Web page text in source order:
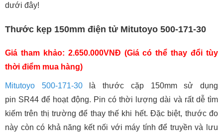
dưới đây!
Thước kẹp 150mm điện tử Mitutoyo 500-171-30
Giá tham khảo: 2.650.000VNĐ (Giá có thể thay đổi tùy
thời điểm mua hàng)
Mitutoyo 500-171-30là thước cặp 150mm sử dụng
pin SR44 để hoạt động. Pin có thời lượng dài và rất dễ tìm
kiếm trên thị trường để thay thế khi hết. Đặc biệt, thước đo
này còn có khả năng kết nối với máy tính để truyền và lưu